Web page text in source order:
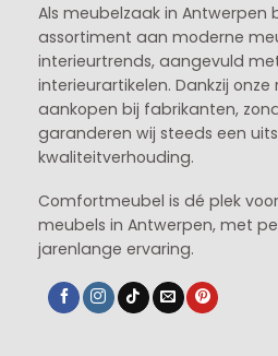
Als meubelzaak in Antwerpen
assortiment aan moderne
interieurtrends, aangevuld
interieurartikelen. Dankzij onze
aankopen bij fabrikanten,
garanderen wij steeds een
kwaliteitverhouding.
Comfortmeubel is dé plek
meubels in Antwerpen, met
jarenlange ervaring.